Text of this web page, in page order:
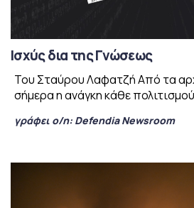
Ισχύς δια της Γνώσεως
Του Σταύρου Λαφατζή Από τα
σήμερα η ανάγκη κάθε
γράφει ο/η: Defendia Newsroom